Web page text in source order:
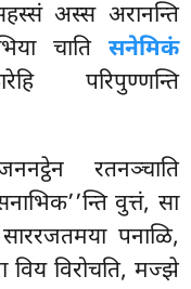
सहस्सं अस्स अरानन्ति
चाति सनेमिकं
परिपुण्णन्ति
रतनञ्चाति
वुत्तं, सा
पनाळि,
विय विरोचति, मज्झे